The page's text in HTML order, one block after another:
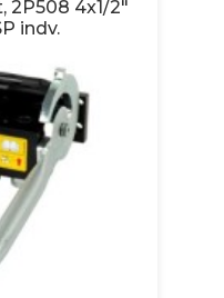
2P508 4x1/2"
indv.